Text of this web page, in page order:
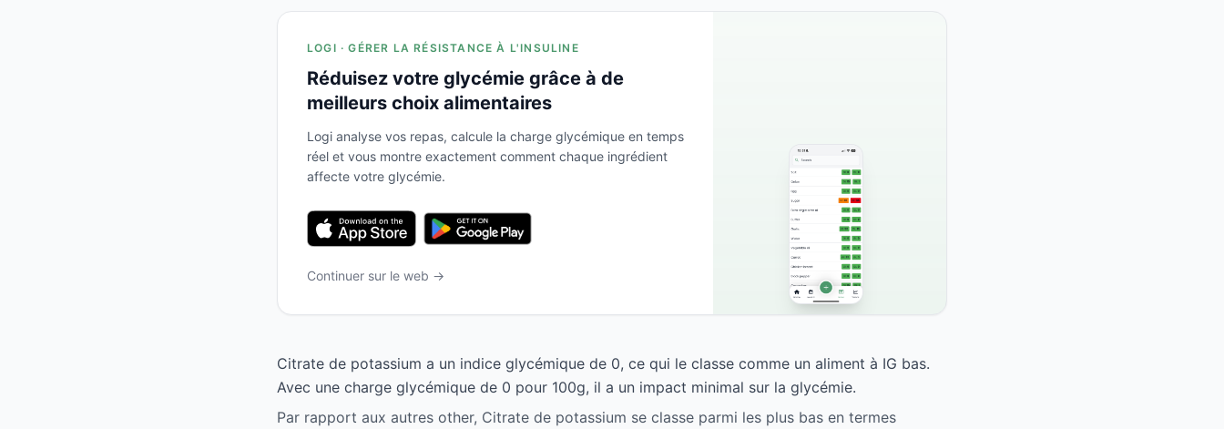
LOGI · GÉRER LA RÉSISTANCE À L'INSULINE
Réduisez votre glycémie grâce à de
meilleurs choix alimentaires
Logi analyse vos repas, calcule la charge glycémique en temps
réel et vous montre exactement comment chaque ingrédient
affecte votre glycémie.
Continuer sur le web →
Citrate de potassium a un indice glycémique de 0, ce qui le classe comme un aliment à IG bas.
Avec une charge glycémique de 0 pour 100g, il a un impact minimal sur la glycémie.
Par rapport aux autres other, Citrate de potassium se classe parmi les plus bas en termes